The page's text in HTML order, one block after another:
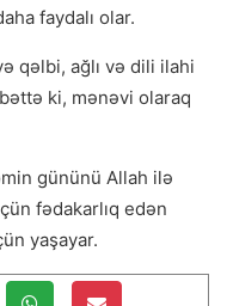
faydalı olar.
qəlbi, ağlı və dili ilahi
ki, mənəvi olaraq
gününü Allah ilə
fədakarlıq edən
yaşayar.